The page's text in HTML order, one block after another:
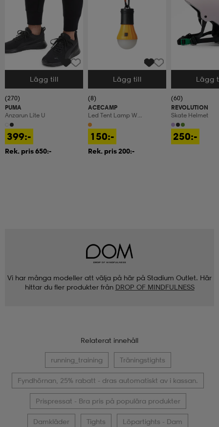
Välj storlek
Lägg till
(270)
PUMA
Anzarun Lite U
399:-
Rek. pris 650:-
Välj storlek
Lägg till
(8)
ACECAMP
Led Tent Lamp W
Carabiner
150:-
Rek. pris 200:-
Välj storlek
Lägg
(60)
REVOLUTION
Skate Helmet
250:-
Vi har många modeller att välja på här på Stadium Outlet. Här
hittar du fler produkter från DROP OF MINDFULNESS
Relaterat innehåll
running_training Träningstights
Fyndhörnan, 25% rabatt - dras automatiskt av i kassan.
Prispressat - Bra pris på populära produkter
Damkläder Tights Löpartights - Dam